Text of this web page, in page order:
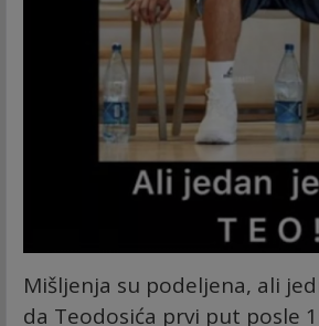
Mišljenja su podeljena, ali
da Teodosića prvi put posle